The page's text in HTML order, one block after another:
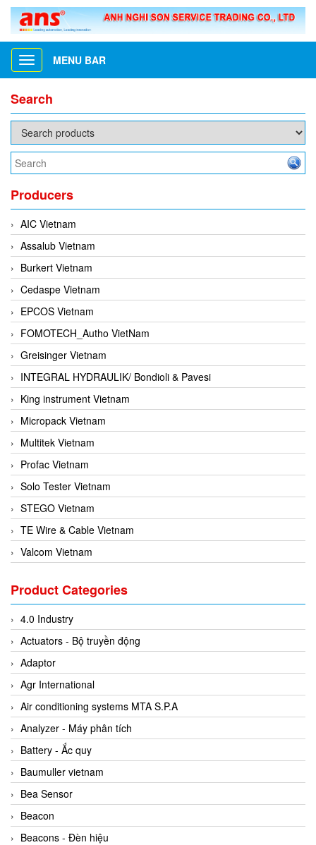
Toggle
navigation
MENU BAR
Search
Producers
AIC Vietnam
Assalub Vietnam
Burkert Vietnam
Cedaspe Vietnam
EPCOS Vietnam
FOMOTECH_Autho VietNam
Greisinger Vietnam
INTEGRAL HYDRAULIK/ Bondioli & Pavesi
King instrument Vietnam
Micropack Vietnam
Multitek Vietnam
Profac Vietnam
Solo Tester Vietnam
STEGO Vietnam
TE Wire & Cable Vietnam
Valcom Vietnam
3CTEST Vietnam
4B VietNam Vietnam
ABB Vietnam
AC Infinity Vietnam
AC&E Telecommunications
AC&T Vietnam
Accepta Vietnam
ACCUMAC Vietnam
AccuWeb Vietnam
Acey
ACOEM Vietnam
ADCA Vietnam
Product Categories
4.0 Industry
Actuators - Bộ truyền động
Adaptor
Agr International
Air conditioning systems MTA S.P.A
Analyzer - Máy phân tích
Battery - Ắc quy
Baumuller vietnam
Bea Sensor
Beacon
Beacons - Đèn hiệu